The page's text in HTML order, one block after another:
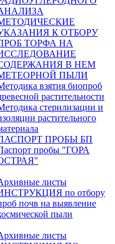
К ОТБОРУ
ТОРФА НА
В НЕМ
ПЫЛИ
взятия биопроб
растительности
стерилизации и
растительного
ПРОБЫ БП
пробы "ГОРА
листы
по отбору
почв на выявление
пыли
листы